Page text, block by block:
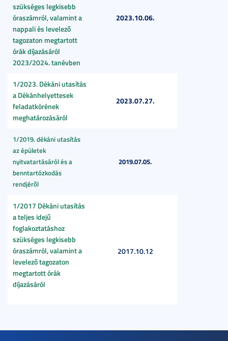
szükséges legkisebb
óraszámról, valamint a
nappali és levelező
tagozaton megtartott
órák díjazásáról
2023/2024. tanévben
2023.10.06.
1/2023. Dékáni utasítás
a Dékánhelyettesek
feladatkörének
meghatározásáról
2023.07.27.
1/2019. dékáni utasítás
az épületek
nyitvatartásáról és a
benntartózkodás
rendjéről
2019.07.05.
1/2017 Dékáni utasítás
a teljes idejű
foglakoztatáshoz
szükséges legkisebb
óraszámról, valamint a
levelező tagozaton
megtartott órák
díjazásáról
2017.10.12